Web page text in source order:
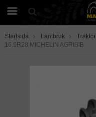
Startsida Lantbruk Traktor
16.9R28 MICHELIN AGRIBIB